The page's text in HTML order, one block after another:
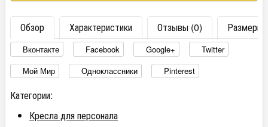
Обзор Характеристики Отзывы (0) Размеры
Вконтакте Facebook Google+
Twitter
Мой Мир
Одноклассники Pinterest
Категории:
Кресла для персонала